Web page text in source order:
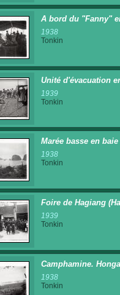
A bord du "Fanny"
1938
Tonkin
Unité d'évacuation
1939
Tonkin
Marée basse en
1938
Tonkin
Foire de Hagiang
1939
Tonkin
Camphamine.
1938
Tonkin